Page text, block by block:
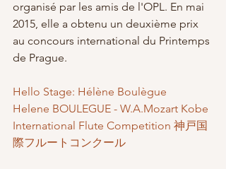
organisé par les amis de l'OPL. En mai
2015, elle a obtenu un deuxième prix
au concours international du Printemps
de Prague.
Hello Stage: Hélène Boulègue
Helene BOULEGUE - W.A.Mozart Kobe
International Flute Competition 神戸国
際フルートコンクール